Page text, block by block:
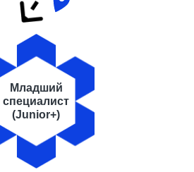
Младший
специалист
(Junior+)